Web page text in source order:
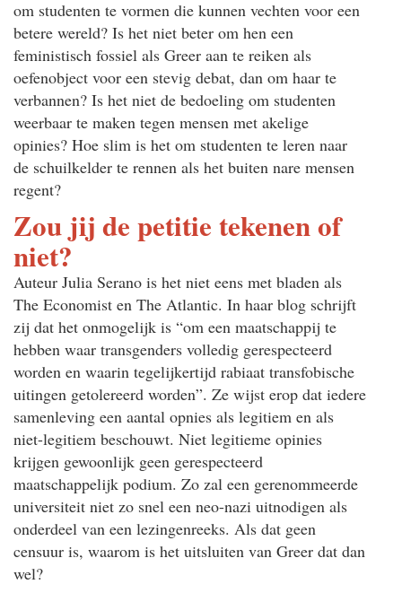
om studenten te vormen die kunnen vechten voor een
betere wereld? Is het niet beter om hen een
feministisch fossiel als Greer aan te reiken als
oefenobject voor een stevig debat, dan om haar te
verbannen? Is het niet de bedoeling om studenten
weerbaar te maken tegen mensen met akelige
opinies? Hoe slim is het om studenten te leren naar
de schuilkelder te rennen als het buiten nare mensen
regent?
Zou jij de petitie tekenen of
niet?
Auteur Julia Serano is het niet eens met bladen als
The Economist en The Atlantic. In haar blog schrijft
zij dat het onmogelijk is “om een maatschappij te
hebben waar transgenders volledig gerespecteerd
worden en waarin tegelijkertijd rabiaat transfobische
uitingen getolereerd worden”. Ze wijst erop dat iedere
samenleving een aantal opnies als legitiem en als
niet-legitiem beschouwt. Niet legitieme opinies
krijgen gewoonlijk geen gerespecteerd
maatschappelijk podium. Zo zal een gerenommeerde
universiteit niet zo snel een neo-nazi uitnodigen als
onderdeel van een lezingenreeks. Als dat geen
censuur is, waarom is het uitsluiten van Greer dat dan
wel?